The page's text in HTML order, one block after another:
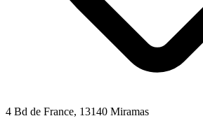
4 Bd de France, 13140 Miramas